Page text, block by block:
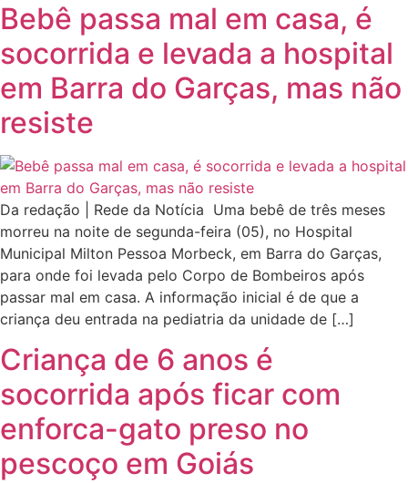
Bebê passa mal em casa, é
socorrida e levada a hospital
em Barra do Garças, mas não
resiste
Da redação | Rede da Notícia Uma bebê de três meses
morreu na noite de segunda-feira (05), no Hospital
Municipal Milton Pessoa Morbeck, em Barra do Garças,
para onde foi levada pelo Corpo de Bombeiros após
passar mal em casa. A informação inicial é de que a
criança deu entrada na pediatria da unidade de […]
Criança de 6 anos é
socorrida após ficar com
enforca-gato preso no
pescoço em Goiás